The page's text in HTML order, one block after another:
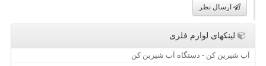
ارسال نظر
لینکهای لوازم فلزی
آب شیرین کن - دستگاه آب شیرین کن